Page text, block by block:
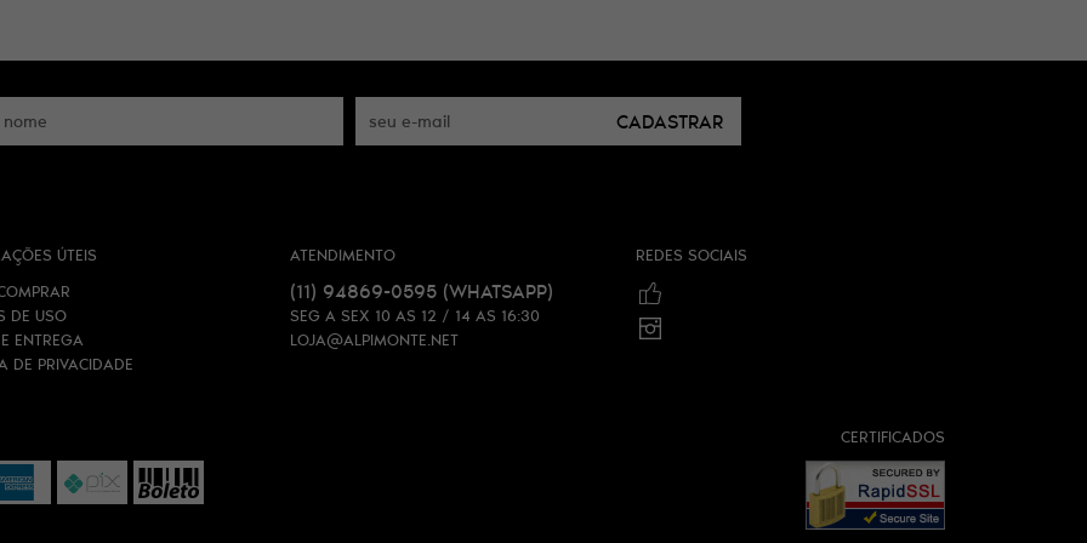
CADASTRAR
ÚTEIS
DE USO
ENTREGA
DE PRIVACIDADE
ATENDIMENTO
(11) 94869-0595 (WHATSAPP)
SEG A SEX 10 AS 12 / 14 AS 16:30
LOJA@ALPIMONTE.NET
REDES SOCIAIS
CERTIFICADOS